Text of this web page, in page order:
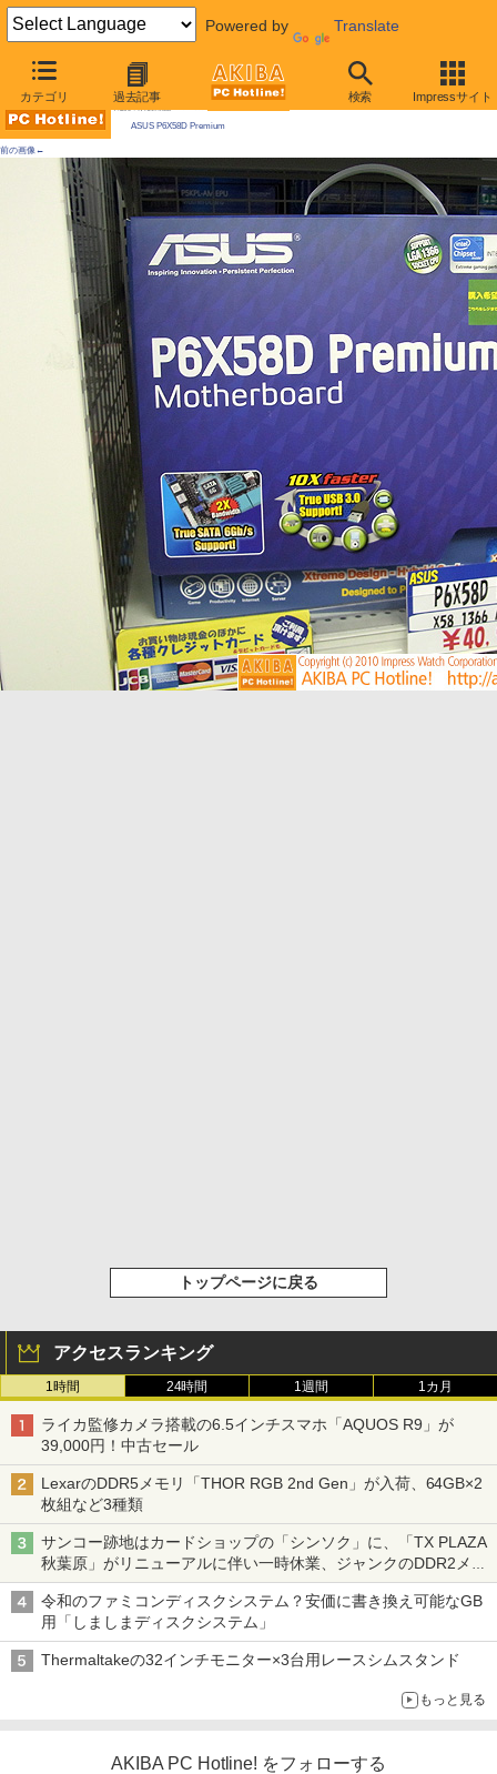
Powered by Translate
カテゴリ 過去記事 検索 Impressサイト
AKIBA PC Hotline! 2010年1月23日号
ASUS P6X58D Premium
前の画像←
トップページに戻る
アクセスランキング
1時間 24時間 1週間 1カ月
ライカ監修カメラ搭載の6.5インチスマホ「AQUOS R9」が
39,000円！中古セール
LexarのDDR5メモリ「THOR RGB 2nd Gen」が入荷、64GB×2
枚組など3種類
サンコー跡地はカードショップの「シンソク」に、「TX PLAZA
秋葉原」がリニューアルに伴い一時休業、ジャンクのDDR2メモ
リが100円で販売など～ 最近の秋葉原 ～
令和のファミコンディスクシステム？安価に書き換え可能なGB
用「しましまディスクシステム」
Thermaltakeの32インチモニター×3台用レースシムスタンド
もっと見る
AKIBA PC Hotline! をフォローする